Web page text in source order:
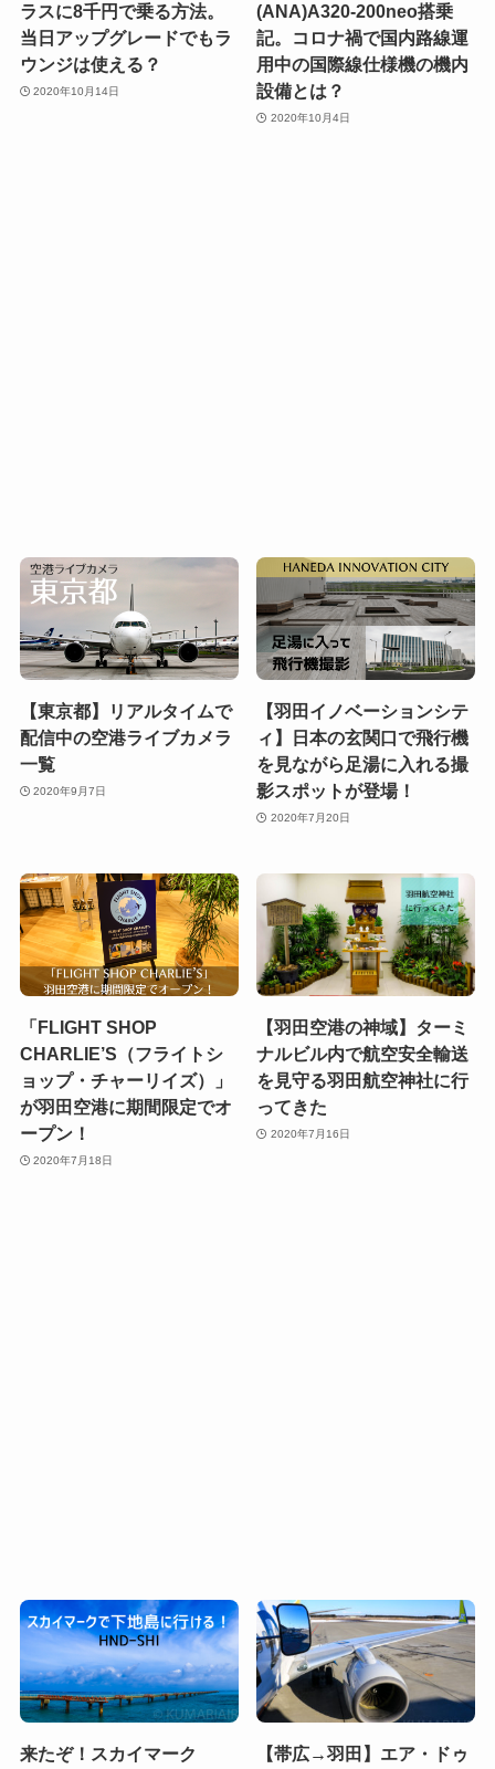
ラスに8千円で乗る方法。
当日アップグレードでもラ
ウンジは使える？
2020年10月14日
(ANA)A320-200neo搭乗
記。コロナ禍で国内路線運
用中の国際線仕様機の機内
設備とは？
2020年10月4日
【東京都】リアルタイムで
配信中の空港ライブカメラ
一覧
2020年9月7日
【羽田イノベーションシテ
ィ】日本の玄関口で飛行機
を見ながら足湯に入れる撮
影スポットが登場！
2020年7月20日
「FLIGHT SHOP
CHARLIE’S（フライトシ
ョップ・チャーリイズ）」
が羽田空港に期間限定でオ
ープン！
2020年7月18日
【羽田空港の神域】ターミ
ナルビル内で航空安全輸送
を見守る羽田航空神社に行
ってきた
2020年7月16日
来たぞ！スカイマーク
【帯広→羽田】エア・ドゥ